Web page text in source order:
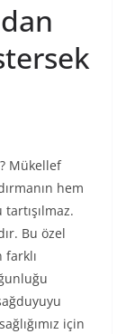
Mükellef
hem
Bu özel
için